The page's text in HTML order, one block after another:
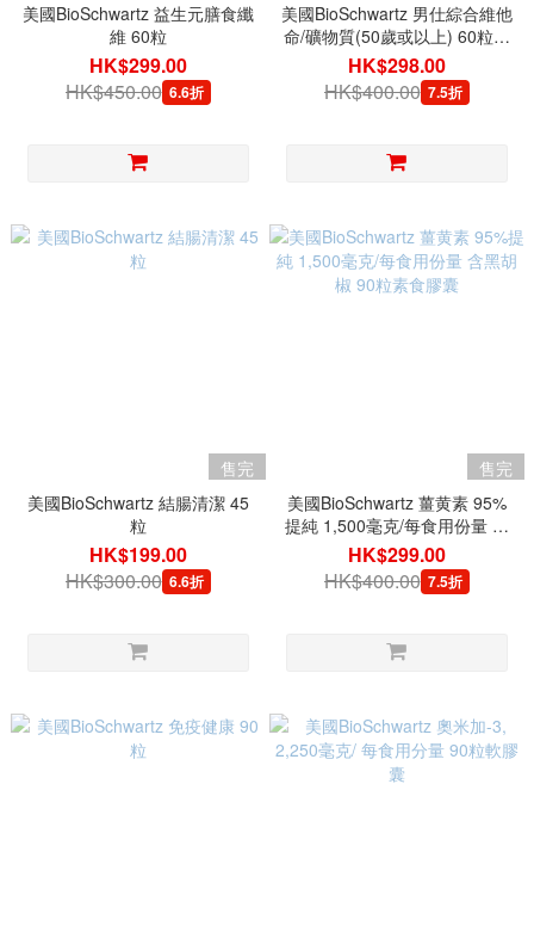
美國BioSchwartz 益生元膳食纖
維 60粒
HK$299.00
HK$450.00 6.6折
美國BioSchwartz 男仕綜合維他
命/礦物質(50歲或以上) 60粒素
食膠囊
HK$298.00
HK$400.00 7.5折
售完
美國BioSchwartz 結腸清潔 45
粒
HK$199.00
HK$300.00 6.6折
售完
美國BioSchwartz 薑黄素 95%
提純 1,500毫克/每食用份量 含
黑胡椒 90粒素食膠囊
HK$299.00
HK$400.00 7.5折